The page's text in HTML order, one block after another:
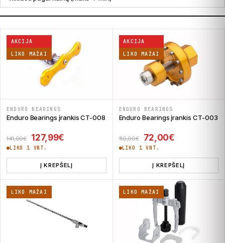
AKCIJA
LIKO MAŽAI
ENDURO BEARINGS
Enduro Bearings įrankis CT-008
141,00€ Original price was: 141,00€.
127,99€ Current price is: 127,99€.
LIKO 1 VNT.
Į KREPŠELĮ
AKCIJA
LIKO MAŽAI
ENDURO BEARINGS
Enduro Bearings įrankis CT-003
110,00€ Original price was:
72,00€Current
LIKO 1 VNT.
Į KREPŠELĮ
LIKO MAŽAI LIKO MAŽAI